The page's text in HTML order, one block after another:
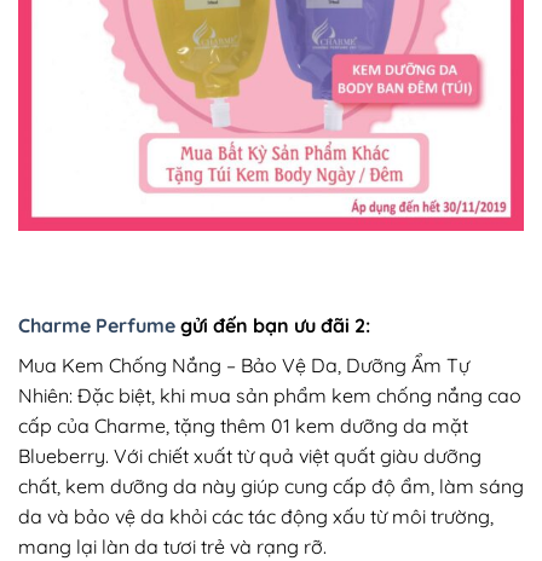
Charme Perfume gửi đến bạn ưu đãi 2:
Mua Kem Chống Nắng – Bảo Vệ Da, Dưỡng Ẩm Tự
Nhiên: Đặc biệt, khi mua sản phẩm kem chống nắng cao
cấp của Charme, tặng thêm 01 kem dưỡng da mặt
Blueberry. Với chiết xuất từ quả việt quất giàu dưỡng
chất, kem dưỡng da này giúp cung cấp độ ẩm, làm sáng
da và bảo vệ da khỏi các tác động xấu từ môi trường,
mang lại làn da tươi trẻ và rạng rỡ.